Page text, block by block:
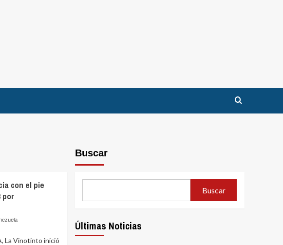
con el pie
por
La Vinotinto inició
Buscar
Buscar
Últimas Noticias